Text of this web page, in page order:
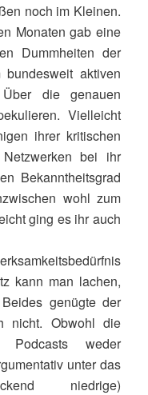
noch im Kleinen.
Monaten gab eine
Dummheiten der
aktiven
die genauen
Vielleicht
ihrer kritischen
bei ihr
Bekanntheitsgrad
wohl zum
ging es ihr auch
kann man lachen,
genügte der
nicht. Obwohl die
weder
unter das
niedrige)